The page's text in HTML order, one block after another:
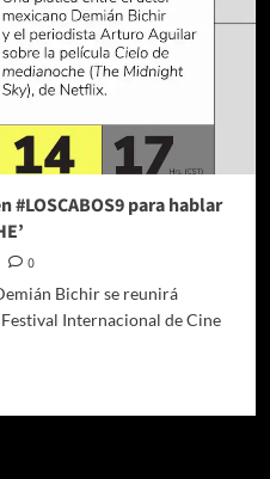
#LOSCABOS9 para hablar
0
Bichir se reunirá
Internacional de Cine